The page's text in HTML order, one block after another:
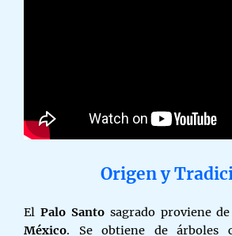
Origen y
El Palo Santosagrado proviene
México. Se obtiene de árboles